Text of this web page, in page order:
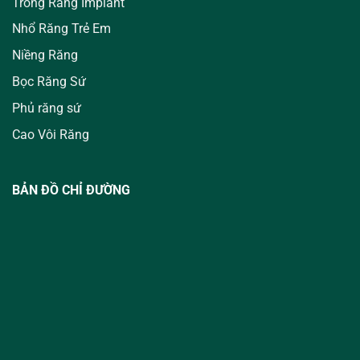
Nhổ Răng Trẻ Em
Niềng Răng
Bọc Răng Sứ
Phủ răng sứ
Cao Vôi Răng
BẢN ĐỒ CHỈ ĐƯỜNG